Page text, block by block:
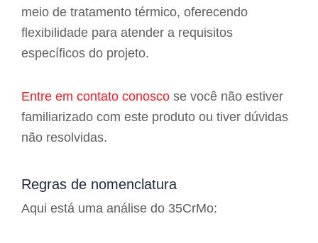
meio de tratamento térmico, oferecendo
flexibilidade para atender a requisitos
específicos do projeto.
Entre em contato conosco se você não estiver
familiarizado com este produto ou tiver dúvidas
não resolvidas.
Regras de nomenclatura
Aqui está uma análise do 35CrMo: